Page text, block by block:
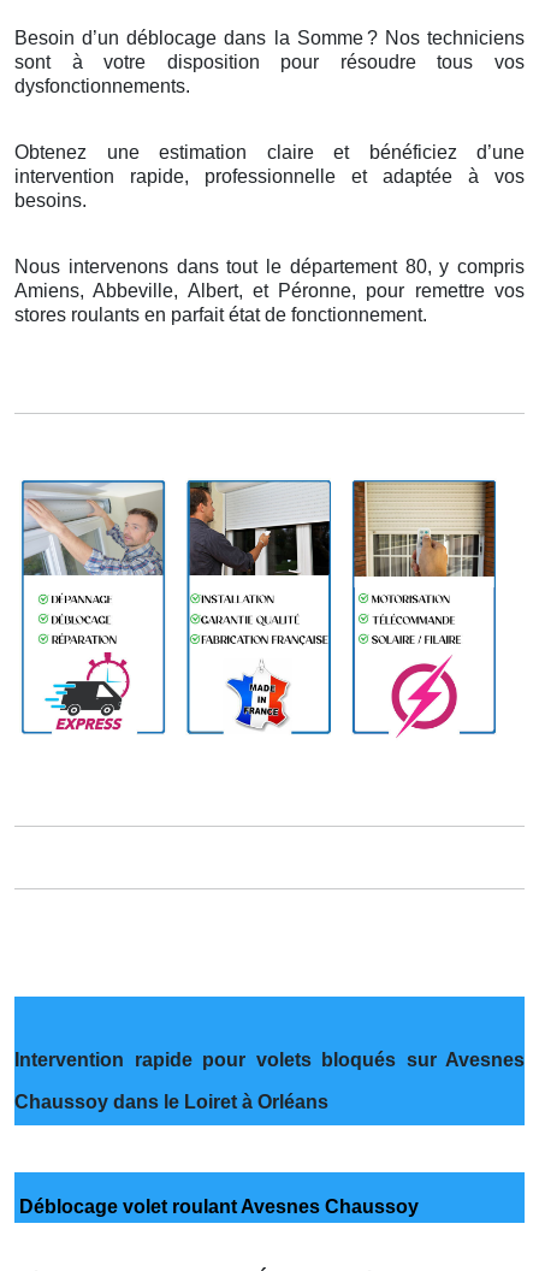
Besoin d’un déblocage dans la Somme? Nos techniciens
sont à votre disposition pour résoudre tous vos
dysfonctionnements.
Obtenez une estimation claire et bénéficiez d’une
intervention rapide, professionnelle et adaptée à vos
besoins.
Nous intervenons dans tout le département 80, y compris
Amiens, Abbeville, Albert, et Péronne, pour remettre vos
stores roulants en parfait état de fonctionnement.
Intervention rapide pour volets bloqués sur Avesnes
Chaussoy dans le Loiret à Orléans
Déblocage volet roulant Avesnes Chaussoy